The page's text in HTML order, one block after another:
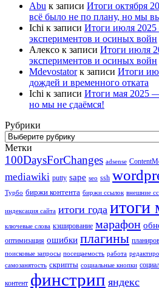
Abu к записи Итоги октября
всё было не по плану, но мы
Ichi к записи Итоги июля
экспериментов и осиных войн
Алексо к записи Итоги июля
экспериментов и осиных войн
Mdevostatorк записи Итоги
дождей и временного отката
Ichi к записи Итоги мая 2025
но мы не сдаёмся!
Рубрики
Рубрики
Метки
100DaysForChanges adsense
mediawiki putty sape seo ssh
Турбо биржи контента биржи ссылок внешние
индексация сайта итоги года итоги
ключевые слова кэширование марафон
оптимизация ошибки плагины
поисковые запросы посещаемость работа
самозанятость скрипты социальные кнопки
контент финстрип яндекс